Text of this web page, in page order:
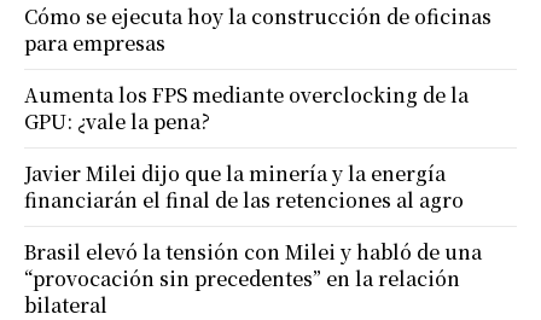
Cómo se ejecuta hoy la construcción de oficinas
para empresas
Aumenta los FPS mediante overclocking de la
GPU: ¿vale la pena?
Javier Milei dijo que la minería y la energía
financiarán el final de las retenciones al agro
Brasil elevó la tensión con Milei y habló de una
“provocación sin precedentes” en la relación
bilateral